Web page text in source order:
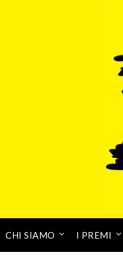
CHI SIAMO I PREMI